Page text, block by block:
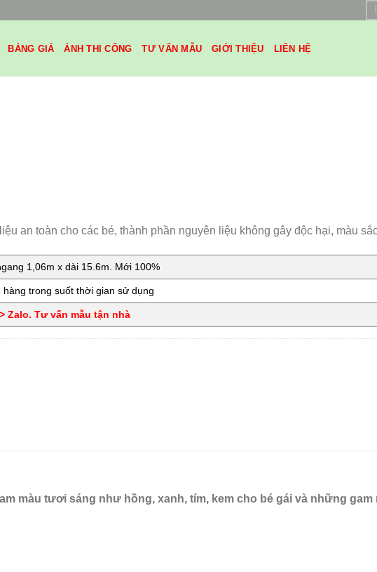
BẢNG GIÁ ẢNH THI CÔNG TƯ VẤN MẪU GIỚI THIỆU LIÊN HỆ
an toàn cho các bé, thành phần nguyên liệu không gây độc hại, màu
1,06m x dài 15.6m. Mới 100%
trong suốt thời gian sử dụng
Zalo. Tư vấn mẫu tận nhà
màu tươi sáng như hồng, xanh, tím, kem cho bé gái và những